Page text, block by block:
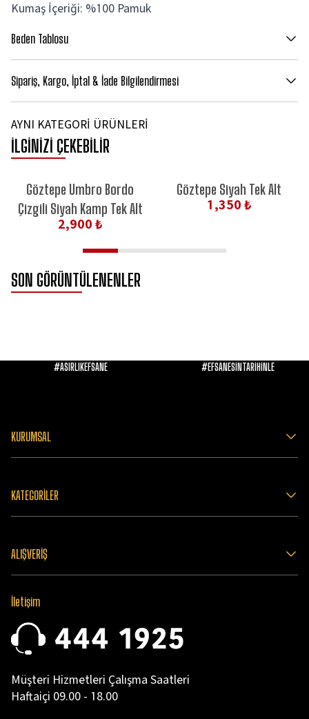
Kumaş İçeriği: %100 Pamuk
Beden Tablosu
Sipariş, Kargo, İptal & İade Bilgilendirmesi
AYNI KATEGORİ ÜRÜNLERİ
İLGİNİZİ ÇEKEBİLİR
Göztepe Umbro Bordo
Çizgili Siyah Kamp Tek Alt
2,900 ₺
Göztepe Siyah Tek Alt
1,350 ₺
SON GÖRÜNTÜLENENLER
#ASIRLIKEFSANE #EFSANESİNTARİHİNLE
KURUMSAL
KATEGORİLER
ALIŞVERİŞ
İletişim
Müşteri Hizmetleri Çalışma Saatleri
Haftaiçi 09.00 - 18.00